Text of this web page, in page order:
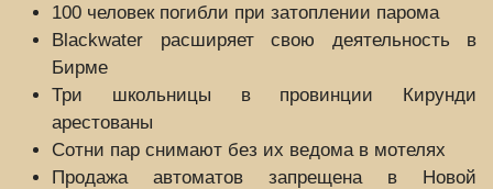
100 человек погибли при затоплении парома
Blackwater расширяет свою деятельность в
Бирме
Три школьницы в провинции Кирунди
арестованы
Сотни пар снимают без их ведома в мотелях
Продажа автоматов запрещена в Новой